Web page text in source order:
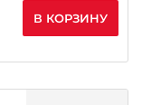
В КОРЗИНУ